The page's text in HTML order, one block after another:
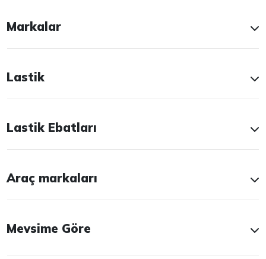
Markalar
Lastik
Lastik Ebatları
Araç markaları
Mevsime Göre